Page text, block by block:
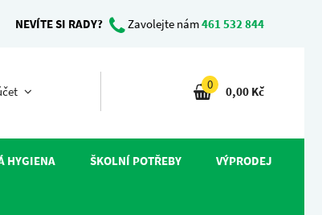
NEVÍTE SI RADY? Zavolejte nám461 532 844
0 0,00 Kč
HYGIENA ŠKOLNÍ POTŘEBY VÝPRODEJ